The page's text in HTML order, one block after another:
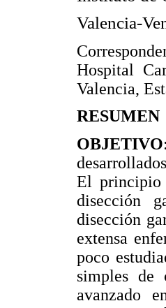
Valencia-
Hospital
Valencia,
RESUMEN
OBJETIVO
El principio
disección
disección
extensa
poco
simples de
avanzado